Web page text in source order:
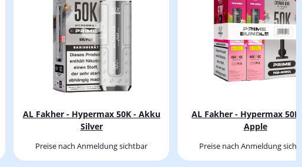
AL Fakher - Hypermax 50K - Akku
Silver
Preise nach Anmeldung sichtbar
AL Fakher - Hypermax 50K
Apple
Preise nach Anmeldung